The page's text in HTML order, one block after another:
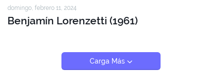
domingo, febrero 11, 2024
Benjamín Lorenzetti (1961)
Carga Más